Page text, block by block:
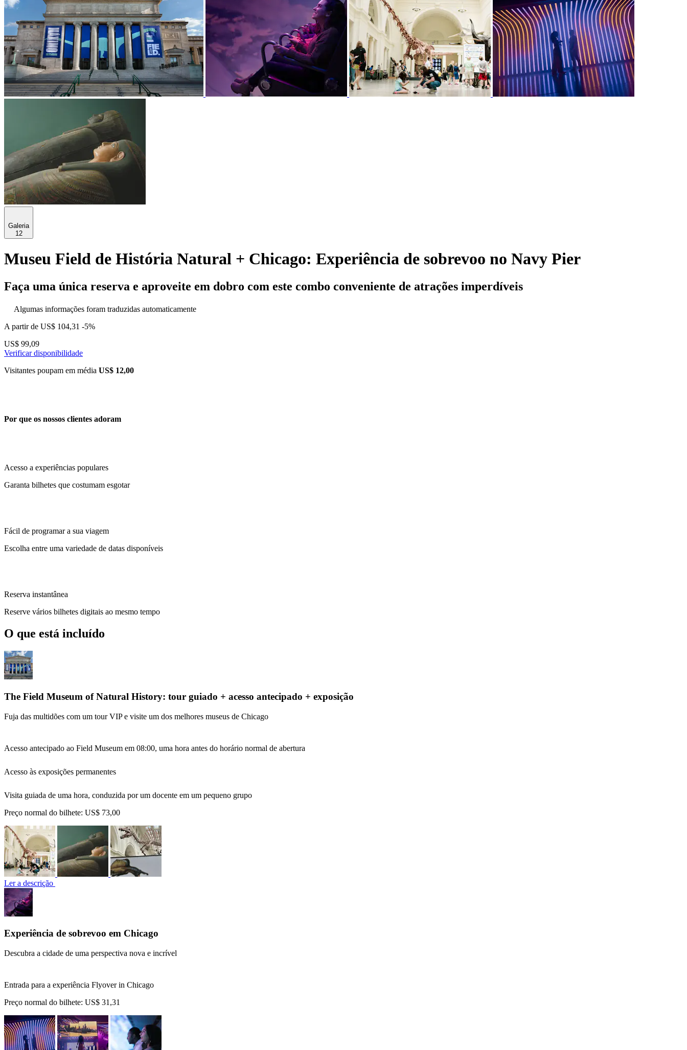
Galeria
12
Museu Field de História Natural + Chicago: Experiência de sobrevoo no Navy Pier
Faça uma única reserva e aproveite em dobro com este combo conveniente de atrações imperdíveis
Algumas informações foram traduzidas automaticamente
A partir de US$ 104,31 -5%
US$ 99,09
Verificar disponibilidade
Visitantes poupam em média US$ 12,00
Por que os nossos clientes adoram
Acesso a experiências populares
Garanta bilhetes que costumam esgotar
Fácil de programar a sua viagem
Escolha entre uma variedade de datas disponíveis
Reserva instantânea
Reserve vários bilhetes digitais ao mesmo tempo
O que está incluído
The Field Museum of Natural History: tour guiado + acesso antecipado + exposição
Fuja das multidões com um tour VIP e visite um dos melhores museus de Chicago
Acesso antecipado ao Field Museum em 08:00, uma hora antes do horário normal de abertura
Acesso às exposições permanentes
Visita guiada de uma hora, conduzida por um docente em um pequeno grupo
Preço normal do bilhete: US$ 73,00
Ler a descrição
Experiência de sobrevoo em Chicago
Descubra a cidade de uma perspectiva nova e incrível
Entrada para a experiência Flyover in Chicago
Preço normal do bilhete: US$ 31,31